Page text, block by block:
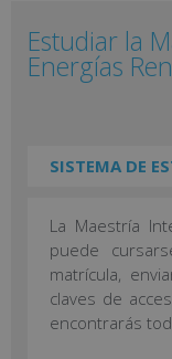
Estudiar la
Energías
SISTEMA DE
La Maestría
puede
matrícula,
claves de
encontrarás